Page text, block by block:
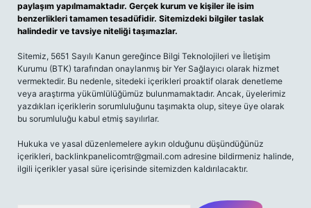
paylaşım yapılmamaktadır. Gerçek kurum ve kişiler ile isim
benzerlikleri tamamen tesadüfidir. Sitemizdeki bilgiler taslak
halindedir ve tavsiye niteliği taşımazlar.
Sitemiz, 5651 Sayılı Kanun gereğince Bilgi Teknolojileri ve İletişim
Kurumu (BTK) tarafından onaylanmış bir Yer Sağlayıcı olarak hizmet
vermektedir. Bu nedenle, sitedeki içerikleri proaktif olarak denetleme
veya araştırma yükümlülüğümüz bulunmamaktadır. Ancak, üyelerimiz
yazdıkları içeriklerin sorumluluğunu taşımakta olup, siteye üye olarak
bu sorumluluğu kabul etmiş sayılırlar.
Hukuka ve yasal düzenlemelere aykırı olduğunu düşündüğünüz
içerikleri, backlinkpanelicomtr@gmail.com adresine bildirmeniz halinde,
ilgili içerikler yasal süre içerisinde sitemizden kaldırılacaktır.